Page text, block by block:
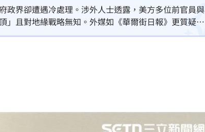
政界卻遭遇冷處理。涉外人士透露，美方多位前官員與
」且對地緣戰略無知。外媒如《華爾街日報》更質疑其
出重新定義第一島鏈等觸碰國安紅線的言論，導致原定